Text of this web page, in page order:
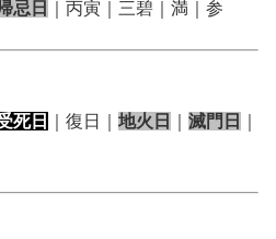
忌日 ｜丙寅｜三碧｜満｜参
死日 ｜復日｜ 地火日 滅門日